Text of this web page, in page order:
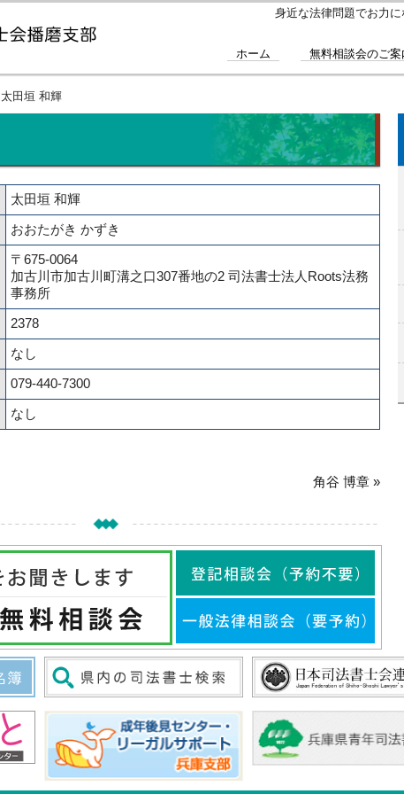
身近な法律問題でお力
ホーム 無料相談会のご案
太田垣 和輝
太田垣 和輝
おおたがき かずき
〒675-0064
加古川市加古川町溝之口307番地の2 司法書士法人Roots法務
事務所
2378
なし
079-440-7300
なし
角谷 博章 »